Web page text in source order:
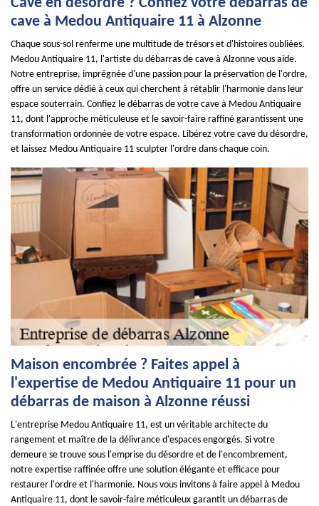
cave à Medou Antiquaire 11 à Alzonne
Chaque sous-sol renferme une multitude de trésors et d'histoires oubliées.
Medou Antiquaire 11, l'artiste du débarras de cave à Alzonne vous aide.
Notre entreprise, imprégnée d'une passion pour la préservation de l'ordre,
offre un service dédié à ceux qui cherchent à rétablir l'harmonie dans leur
espace souterrain. Confiez le débarras de votre cave à Medou Antiquaire
11, dont l'approche méticuleuse et le savoir-faire raffiné garantissent une
transformation ordonnée de votre espace. Libérez votre cave du désordre,
et laissez Medou Antiquaire 11 sculpter l'ordre dans chaque coin.
Maison encombrée ? Faites appel à
l'expertise de Medou Antiquaire 11 pour un
débarras de maison à Alzonne réussi
L'entreprise Medou Antiquaire 11, est un véritable architecte du
rangement et maître de la délivrance d'espaces engorgés. Si votre
demeure se trouve sous l'emprise du désordre et de l'encombrement,
notre expertise raffinée offre une solution élégante et efficace pour
restaurer l'ordre et l'harmonie. Nous vous invitons à faire appel à Medou
Antiquaire 11, dont le savoir-faire méticuleux garantit un débarras de